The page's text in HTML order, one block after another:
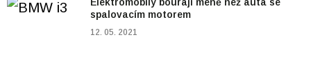
spalovacím motorem
12. 05. 2021